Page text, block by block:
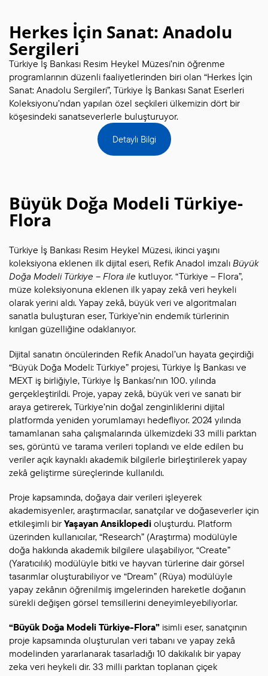
Herkes İçin Sanat: Anadolu
Sergileri
Türkiye İş Bankası Resim Heykel Müzesi’nin öğrenme
programlarının düzenli faaliyetlerinden biri olan “Herkes İçin
Sanat: Anadolu Sergileri”, Türkiye İş Bankası Sanat Eserleri
Koleksiyonu’ndan yapılan özel seçkileri ülkemizin dört bir
köşesindeki sanatseverlerle buluşturuyor.
Detaylı Bilgi
Büyük Doğa Modeli Türkiye-
Flora
Türkiye İş Bankası Resim Heykel Müzesi, ikinci yaşını
koleksiyona eklenen ilk dijital eseri, Refik Anadol imzalı Büyük
Doğa Modeli Türkiye – Flora ile kutluyor. “Türkiye – Flora”,
müze koleksiyonuna eklenen ilk yapay zekâ veri heykeli
olarak yerini aldı. Yapay zekâ, büyük veri ve algoritmaları
sanatla buluşturan eser, Türkiye’nin endemik türlerinin
kırılgan güzelliğine odaklanıyor.
Dijital sanatın öncülerinden Refik Anadol’un hayata geçirdiği
“Büyük Doğa Modeli: Türkiye” projesi, Türkiye İş Bankası ve
MEXT iş birliğiyle, Türkiye İş Bankası’nın 100. yılında
gerçekleştirildi. Proje, yapay zekâ, büyük veri ve sanatı bir
araya getirerek, Türkiye’nin doğal zenginliklerini dijital
platformda yeniden yorumlamayı hedefliyor. 2024 yılında
tamamlanan saha çalışmalarında ülkemizdeki 33 milli parktan
ses, görüntü ve tarama verileri toplandı ve elde edilen bu
veriler açık kaynaklı akademik bilgilerle birleştirilerek yapay
zekâ geliştirme süreçlerinde kullanıldı.
Proje kapsamında, doğaya dair verileri işleyerek
akademisyenler, araştırmacılar, sanatçılar ve doğaseverler için
etkileşimli bir Yaşayan Ansiklopedi oluşturdu. Platform
üzerinden kullanıcılar, “Research” (Araştırma) modülüyle
doğa hakkında akademik bilgilere ulaşabiliyor, “Create”
(Yaratıcılık) modülüyle bitki ve hayvan türlerine dair görsel
tasarımlar oluşturabiliyor ve “Dream” (Rüya) modülüyle
yapay zekânın öğrenilmiş imgelerinden hareketle doğanın
sürekli değişen görsel temsillerini deneyimleyebiliyorlar.
“Büyük Doğa Modeli Türkiye-Flora” isimli eser, sanatçının
proje kapsamında oluşturulan veri tabanı ve yapay zekâ
modelinden yararlanarak tasarladığı 10 dakikalık bir yapay
zeka veri heykeli dir. 33 milli parktan toplanan çiçek